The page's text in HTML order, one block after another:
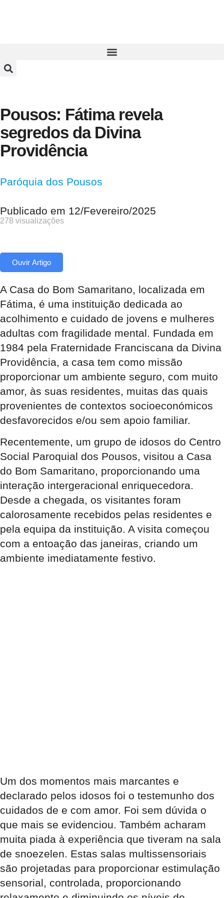
Pousos: Fátima revela
segredos da Divina
Providência
Paróquia dos Pousos
Publicado em 12/Fevereiro/2025
278 visualizações
Ouvir Artigo
A Casa do Bom Samaritano, localizada em
Fátima, é uma instituição dedicada ao
acolhimento e cuidado de jovens e mulheres
adultas com fragilidade mental. Fundada em
1984 pela Fraternidade Franciscana da Divina
Providência, a casa tem como missão
proporcionar um ambiente seguro, com muito
amor, às suas residentes, muitas das quais
provenientes de contextos socioeconómicos
desfavorecidos e/ou sem apoio familiar.
Recentemente, um grupo de idosos do Centro
Social Paroquial dos Pousos, visitou a Casa
do Bom Samaritano, proporcionando uma
interação intergeracional enriquecedora.
Desde a chegada, os visitantes foram
calorosamente recebidos pelas residentes e
pela equipa da instituição. A visita começou
com a entoação das janeiras, criando um
ambiente imediatamente festivo.
Um dos momentos mais marcantes e
declarado pelos idosos foi o testemunho dos
cuidados de e com amor. Foi sem dúvida o
que mais se evidenciou. Também acharam
muita piada à experiência que tiveram na sala
de snoezelen. Estas salas multissensoriais
são projetadas para proporcionar estimulação
sensorial, controlada, proporcionando